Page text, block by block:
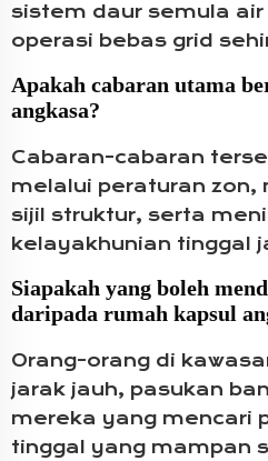
sistem daur semula
operasi bebas grid
Apakah cabaran utama
angkasa?
Cabaran-cabaran
melalui peraturan zon,
sijil struktur, serta
kelayakhunian tinggal
Siapakah yang boleh
daripada rumah kapsul
Orang-orang di
jarak jauh, pasukan
mereka yang mencari
tinggal yang mampan